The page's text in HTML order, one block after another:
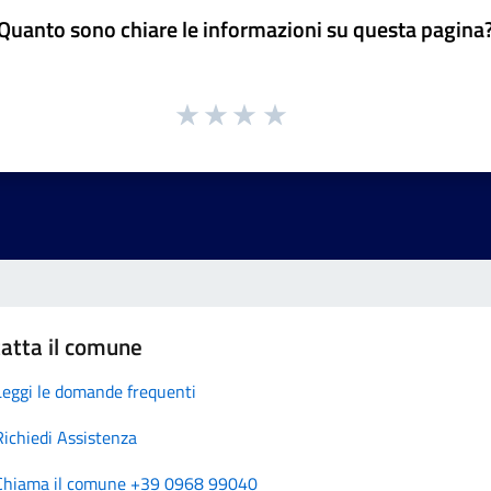
sono chiare le informazioni su questa
il comune
le domande frequenti
Assistenza
il comune +39 0968 99040